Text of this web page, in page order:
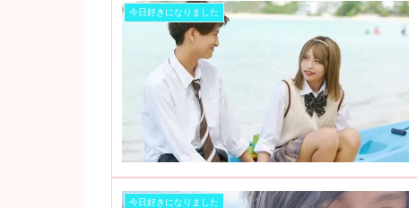
今日好きになりました
今日好きになりました